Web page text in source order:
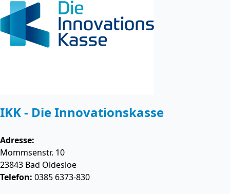
IKK - Die Innovationskasse
Adresse:
Mommsenstr. 10
23843 Bad Oldesloe
Telefon: 0385 6373-830